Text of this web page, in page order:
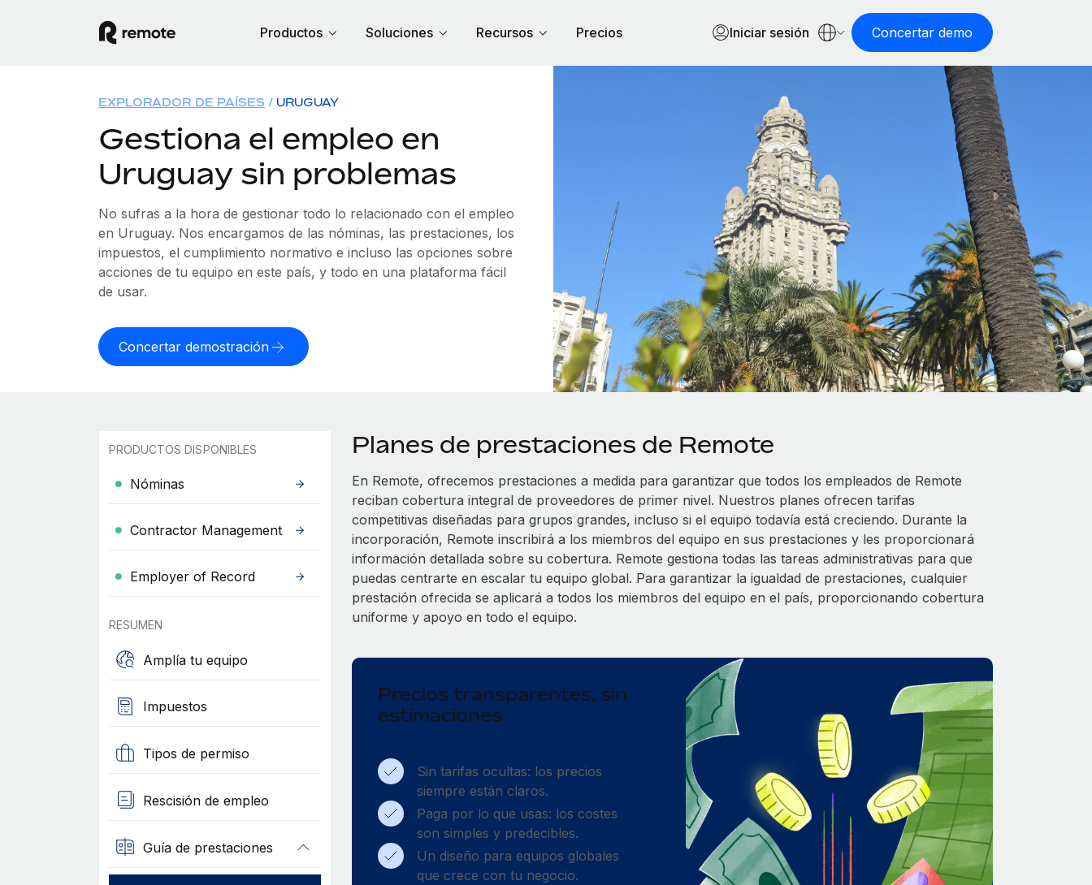
Productos Soluciones Recursos Precios Iniciar sesión Concertar demo
EXPLORADOR DE PAÍSES URUGUAY
Gestiona el empleo en
Uruguay sin problemas
No sufras a la hora de gestionar todo lo relacionado con el empleo
en Uruguay. Nos encargamos de las nóminas, las prestaciones, los
impuestos, el cumplimiento normativo e incluso las opciones sobre
acciones de tu equipo en este país, y todo en una plataforma fácil
de usar.
Concertar demostración
PRODUCTOS DISPONIBLES
Nóminas
Contractor Management
Employer of Record
RESUMEN
Amplía tu equipo
Impuestos
Tipos de permiso
Rescisión de empleo
Guía de prestaciones
Planes de prestaciones de Remote
En Remote, ofrecemos prestaciones a medida para garantizar que todos los empleados de Remote
reciban cobertura integral de proveedores de primer nivel. Nuestros planes ofrecen tarifas
competitivas diseñadas para grupos grandes, incluso si el equipo todavía está creciendo. Durante la
incorporación, Remote inscribirá a los miembros del equipo en sus prestaciones y les proporcionará
información detallada sobre su cobertura. Remote gestiona todas las tareas administrativas para que
puedas centrarte en escalar tu equipo global. Para garantizar la igualdad de prestaciones, cualquier
prestación ofrecida se aplicará a todos los miembros del equipo en el país, proporcionando cobertura
uniforme y apoyo en todo el equipo.
Precios transparentes, sin
estimaciones
Sin tarifas ocultas: los precios
siempre están claros.
Paga por lo que usas: los costes
son simples y predecibles.
Un diseño para equipos globales
que crece con tu negocio.